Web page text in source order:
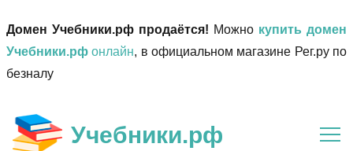
Домен Учебники.рф продаётся! Можно купить домен
Учебники.рф онлайн, в официальном магазине Рег.ру по
безналу
Учебники.рф